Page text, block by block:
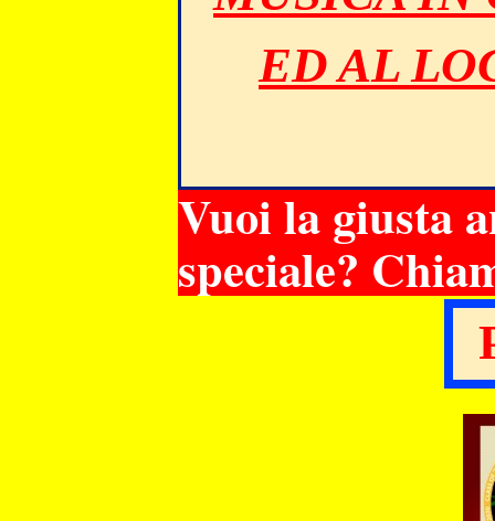
ED AL
Vuoi la giusta
speciale?